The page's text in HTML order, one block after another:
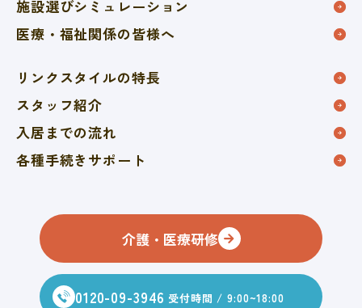
施設選びシミュレーション
医療・福祉関係の皆様へ
リンクスタイルの特長
スタッフ紹介
入居までの流れ
各種手続きサポート
0120-09-3946 受付時間 / 9:00~18:00
介護・医療研修